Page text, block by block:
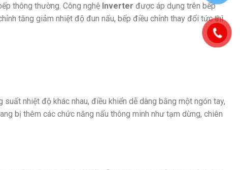
thông thường. Công nghệ Inverter được áp dụng trên bếp
tăng giảm nhiệt độ đun nấu, bếp điều chỉnh thay đổi tức thì
nhiệt độ khác nhau, điều khiển dễ dàng bằng một ngón tay,
bị thêm các chức năng nấu thông minh như tạm dừng, chiên